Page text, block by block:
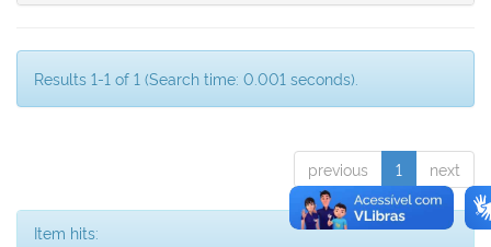
Results 1-1 of 1 (Search time: 0.001 seconds).
previous 1 next
Item hits: